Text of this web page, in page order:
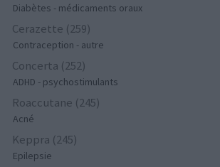
Diabètes - médicaments oraux
Cerazette (259)
Contraception - autre
Concerta (252)
ADHD - psychostimulants
Roaccutane (245)
Acné
Keppra (245)
Epilepsie